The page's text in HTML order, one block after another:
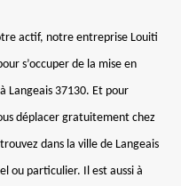
actif, notre entreprise Louiti
s’occuper de la mise en
Langeais 37130. Et pour
déplacer gratuitement chez
dans la ville de Langeais
ou particulier. Il est aussi à